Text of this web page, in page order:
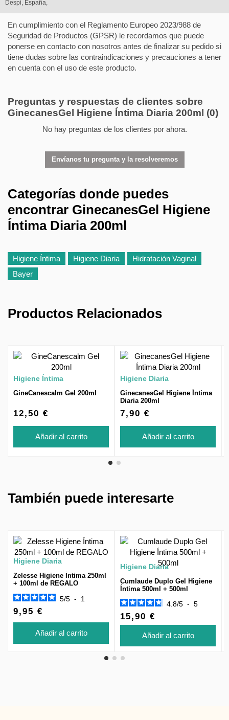
Despi, España,
En cumplimiento con el Reglamento Europeo 2023/988 de
Seguridad de Productos (GPSR) le recordamos que puede
ponerse en contacto con nosotros antes de finalizar su pedido si
tiene dudas sobre las contraindicaciones y precauciones a tener
en cuenta con el uso de este producto.
Preguntas y respuestas de clientes sobre
GinecanesGel Higiene Íntima Diaria 200ml (0)
No hay preguntas de los clientes por ahora.
Envíanos tu pregunta y la resolveremos
Categorías donde puedes
encontrar GinecanesGel Higiene
Íntima Diaria 200ml
Higiene Íntima Higiene Diaria
Hidratación Vaginal
Bayer
Productos Relacionados
Higiene Íntima
GineCanescalm Gel 200ml
12,50 €
Añadir al carrito
Higiene Diaria
GinecanesGel Higiene Íntima
Diaria 200ml
7,90 €
Añadir al carrito
También puede interesarte
Higiene Diaria
Zelesse Higiene Íntima 250ml
+ 100ml de REGALO
5/5 - 1
9,95 €
Añadir al carrito
Higiene Diaria
Cumlaude Duplo Gel Higiene
Íntima 500ml + 500ml
4.8/5 - 5
15,90 €
Añadir al carrito